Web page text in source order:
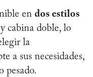
en dos estilos
cabina doble, lo
la
a sus necesidades,
pesado.